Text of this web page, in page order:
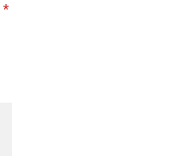
*